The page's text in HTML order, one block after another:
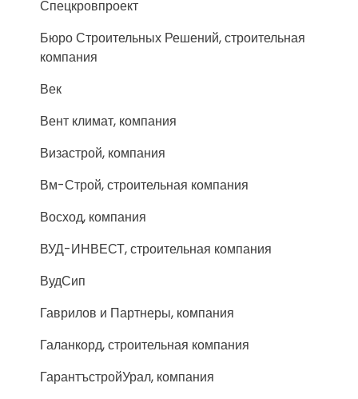
Спецкровпроект
Бюро Строительных Решений, строительная
компания
Век
Вент климат, компания
Визастрой, компания
Вм-Строй, строительная компания
Восход, компания
ВУД-ИНВЕСТ, строительная компания
ВудСип
Гаврилов и Партнеры, компания
Галанкорд, строительная компания
ГарантъстройУрал, компания